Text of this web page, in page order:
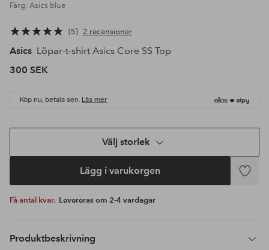
Färg: Asics blue
5 2 recensioner
Asics Löpar-t-shirt Asics Core SS Top
300 SEK
Köp nu, betala sen. Läs mer
Välj storlek
Lägg i varukorgen
Lägg
Få antal kvar. Levereras om 2-4 vardagar
Produktbeskrivning